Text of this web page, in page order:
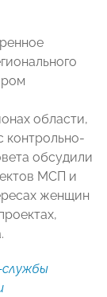
области,
контрольно-
обсудили
МСП и
женщин
службы